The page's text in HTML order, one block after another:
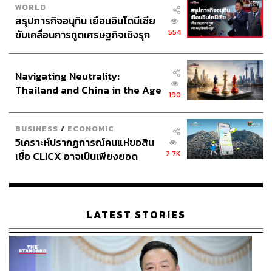
WORLD
สรุปภารกิจอนุทิน เยือนอินโดนีเซีย
ขับเคลื่อนการทูตเศรษฐกิจเชิงรุก
554
Navigating Neutrality:
Thailand and China in the Age
190
BUSINESS / ECONOMIC
วิเคราะห์ปรากฏการณ์คนแห่ขอสิน
เชื่อ CLICX อาจเป็นเพียงยอด
เรือนไทยที่ถูกซุกไว้
2.7K
LATEST STORIES